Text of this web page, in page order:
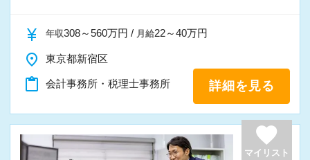
どこでも通用する実務スキルを身につけなが
★当事務所ではこんな方をお待ちしています！
当事務所では、職員同士が協力しながら気持ち
よく働ける環境づくりを大切にしています。
currency_yen 年収308～560万円 / 月給22～40万円
place 東京都新宿区
content_paste 会計事務所・税理士事務所 詳細を見る
favorite
マイリスト